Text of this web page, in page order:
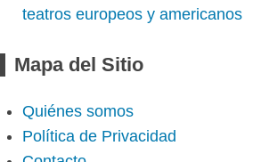
teatros europeos y americanos
Mapa del Sitio
Quiénes somos
Política de Privacidad